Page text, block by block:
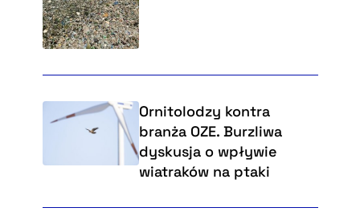
Ornitolodzy kontra
branża OZE. Burzliwa
dyskusja o wpływie
wiatraków na ptaki